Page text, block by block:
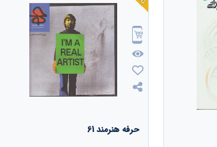
حرفه هنرمند 61